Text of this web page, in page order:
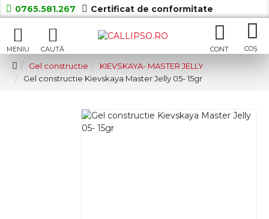
0765.581.267 Certificat de conformitate
Gel constructie
KIEVSKAYA- MASTER JELLY
Gel constructie Kievskaya Master Jelly 05- 15gr